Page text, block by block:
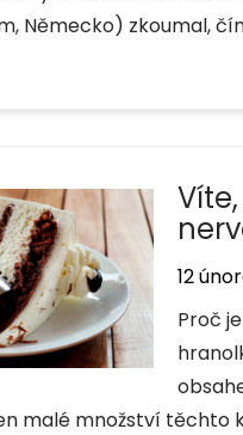
Německo) zkoumal,
12
Proč
malé množství těchto